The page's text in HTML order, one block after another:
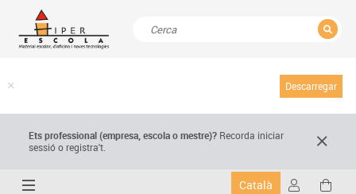
Descarregar
Ets professional (empresa,escola o mestre)? Recorda iniciar
sessió o registra't.
Català